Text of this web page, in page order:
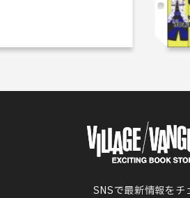
SNSで最新情報をチ